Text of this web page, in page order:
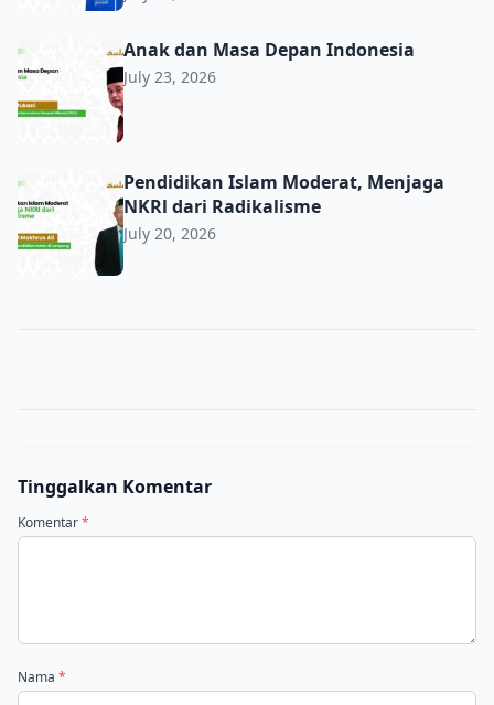
Anak dan Masa Depan Indonesia
Anak dan Masa Depan Indonesia
July 23, 2026
Pendidikan Islam Moderat, Menjaga NKRl dari
Pendidikan Islam Moderat, Menjaga
NKRl dari Radikalisme
July 20, 2026
Tinggalkan Komentar
Komentar*
Nama *